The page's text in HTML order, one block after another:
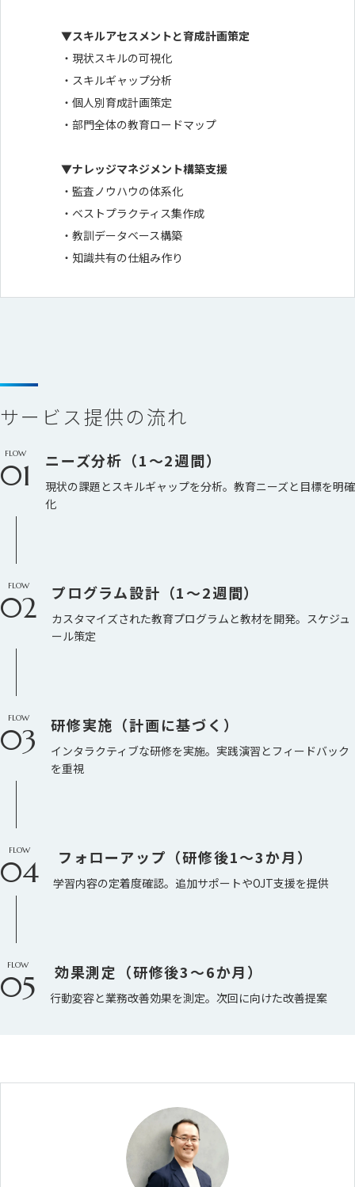
▼スキルアセスメントと育成計画策定
・現状スキルの可視化
・スキルギャップ分析
・個人別育成計画策定
・部門全体の教育ロードマップ
▼ナレッジマネジメント構築支援
・監査ノウハウの体系化
・ベストプラクティス集作成
・教訓データベース構築
・知識共有の仕組み作り
サービス提供の流れ
FLOW
01 ニーズ分析（1〜2週間）
現状の課題とスキルギャップを分析。教育ニーズと目標を明確
化
FLOW
02 プログラム設計（1〜2週間）
カスタマイズされた教育プログラムと教材を開発。スケジュ
ール策定
FLOW
03 研修実施（計画に基づく）
インタラクティブな研修を実施。実践演習とフィードバック
を重視
FLOW
04 フォローアップ（研修後1〜3か月）
学習内容の定着度確認。追加サポートやOJT支援を提供
FLOW
05 効果測定（研修後3〜6か月）
行動変容と業務改善効果を測定。次回に向けた改善提案